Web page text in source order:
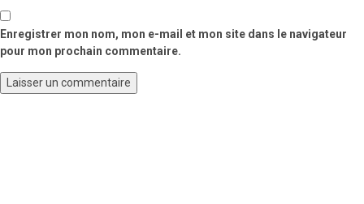
Enregistrer mon nom, mon e-mail et mon site dans le navigateur
pour mon prochain commentaire.